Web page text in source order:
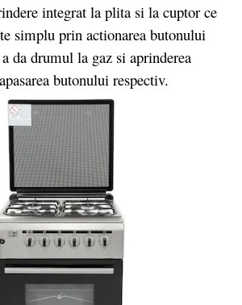
integrat la plita si la cuptor ce
simplu prin actionarea butonului
da drumul la gaz si aprinderea
butonului respectiv.